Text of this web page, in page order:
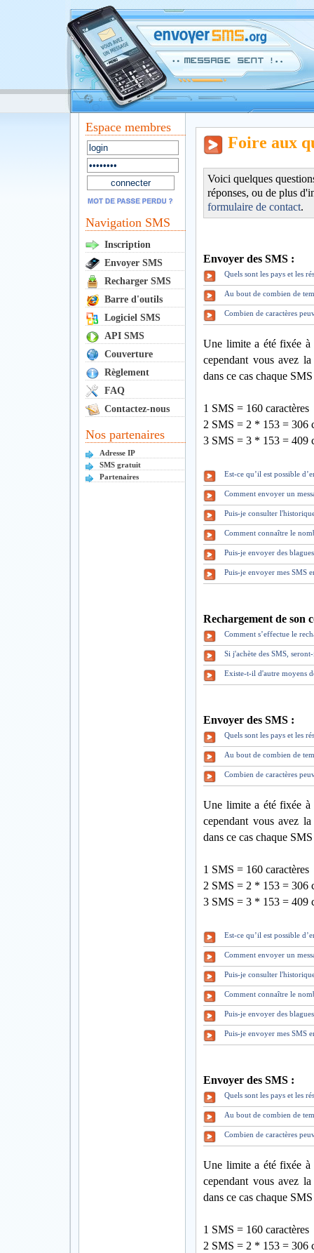
Espace membres
Navigation SMS
Inscription
Envoyer SMS
Recharger SMS
Barre d'outils
Logiciel SMS
API SMS
Couverture
Règlement
FAQ
Contactez-nous
Nos partenaires
Adresse IP
SMS gratuit
Partenaires
Foire aux
Voici quelques
réponses, ou de plus
formulaire de contact.
Envoyer des SMS :
Quels sont les pays et les
Au bout de combien de
Combien de caractères
Une limite a été fixée à
cependant vous avez
dans ce cas chaque
1 SMS = 160 caractères
2 SMS = 2 * 153 = 306
3 SMS = 3 * 153 = 409
Est-ce qu’il est possible
Comment envoyer un
Puis-je consulter
Comment connaître le
Puis-je envoyer des
Puis-je envoyer mes SMS
Rechargement de son
Comment s’effectue le
Si j'achète des SMS,
Existe-t-il d'autre moyens
Envoyer des SMS :
Quels sont les pays et les
Au bout de combien de
Combien de caractères
Une limite a été fixée à
cependant vous avez
dans ce cas chaque
1 SMS = 160 caractères
2 SMS = 2 * 153 = 306
3 SMS = 3 * 153 = 409
Est-ce qu’il est possible
Comment envoyer un
Puis-je consulter
Comment connaître le
Puis-je envoyer des
Puis-je envoyer mes SMS
Envoyer des SMS :
Quels sont les pays et les
Au bout de combien de
Combien de caractères
Une limite a été fixée à
cependant vous avez
dans ce cas chaque
1 SMS = 160 caractères
2 SMS = 2 * 153 = 306